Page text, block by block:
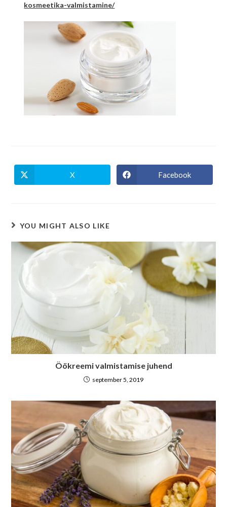
kosmeetika-valmistamine/
X Facebook
YOU MIGHT ALSO LIKE
Öökreemi valmistamise juhend
september 5, 2019